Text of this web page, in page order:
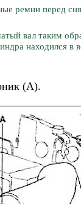
ремни перед
вал таким
находился в
(А).